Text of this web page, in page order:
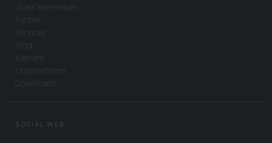
JiveX live erleben
Partner
Services
Blog
Karriere
Unternehmen
Downloads
SOCIAL WEB